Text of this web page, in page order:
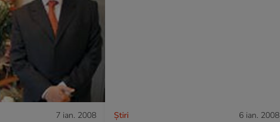
7 ian. 2008 Ştiri 6 ian. 2008